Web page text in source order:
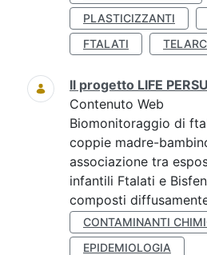
PLASTICIZZANTI
FTALATI
Il progetto LIFE
Contenuto Web
Biomonitoraggio di
coppie madre-
associazione tra
infantili Ftalati e
composti
CONTAMINANTI
EPIDEMIOLOGIA